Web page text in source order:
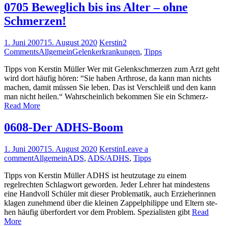
0705 Beweglich bis ins Alter – ohne
Schmerzen!
1. Juni 200715. August 2020 Kerstin2
CommentsAllgemeinGelenkerkrankungen, Tipps
Tipps von Kerstin Müller Wer mit Gelenkschmerzen zum Arzt geht
wird dort häufig hören: “Sie haben Arthrose, da kann man nichts
machen, damit müssen Sie leben. Das ist Verschleiß und den kann
man nicht heilen.“ Wahrscheinlich bekommen Sie ein Schmerz-
Read More
0608-Der ADHS-Boom
1. Juni 200715. August 2020 KerstinLeave a
commentAllgemeinADS, ADS/ADHS, Tipps
Tipps von Kerstin Müller ADHS ist heutzutage zu einem
regelrechten Schlagwort geworden. Jeder Lehrer hat min­destens
eine Handvoll Schüler mit dieser Prob­lematik, auch Er­zieherinnen
klagen zunehmend über die kleinen Zap­pelphilippe und Eltern ste­
hen häufig über­fordert vor dem Problem. Spezi­alisten gibt Read
More